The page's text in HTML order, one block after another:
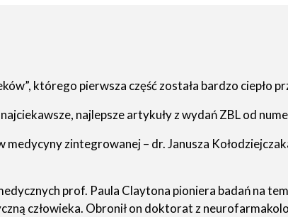
którego pierwsza część została bardzo ciepło
najlepsze artykuły z wydań ZBL od
zintegrowanej – dr. Janusza
prof. Paula Claytona pioniera badań na
człowieka. Obronił on doktorat z